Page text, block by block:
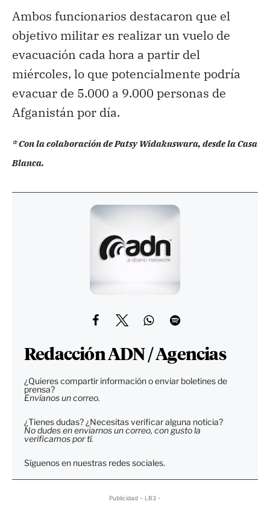
Ambos funcionarios destacaron que el
objetivo militar es realizar un vuelo de
evacuación cada hora a partir del
miércoles, lo que potencialmente podría
evacuar de 5.000 a 9.000 personas de
Afganistán por día.
* Con la colaboración de Patsy Widakuswara, desde la Casa
Blanca.
Redacción ADN / Agencias
¿Quieres compartir información o enviar boletines de
prensa?
Envíanos un correo.
¿Tienes dudas? ¿Necesitas verificar alguna noticia?
No dudes en enviarnos un correo, con gusto la
verificamos por tí.
Síguenos en nuestras redes sociales.
Publicidad - LB3 -